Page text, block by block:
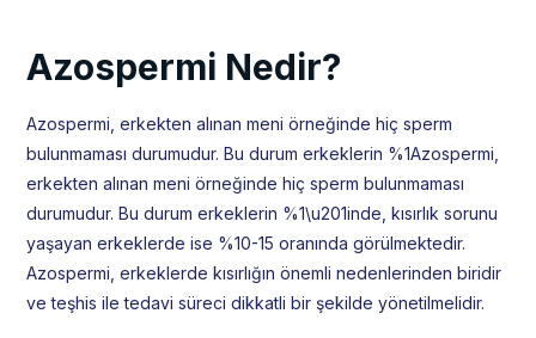
Azospermi Nedir?
Azospermi, erkekten alınan meni örneğinde hiç sperm
bulunmaması durumudur. Bu durum erkeklerin %1Azospermi,
erkekten alınan meni örneğinde hiç sperm bulunmaması
durumudur. Bu durum erkeklerin %1\u201inde, kısırlık sorunu
yaşayan erkeklerde ise %10-15 oranında görülmektedir.
Azospermi, erkeklerde kısırlığın önemli nedenlerinden biridir
ve teşhis ile tedavi süreci dikkatli bir şekilde yönetilmelidir.